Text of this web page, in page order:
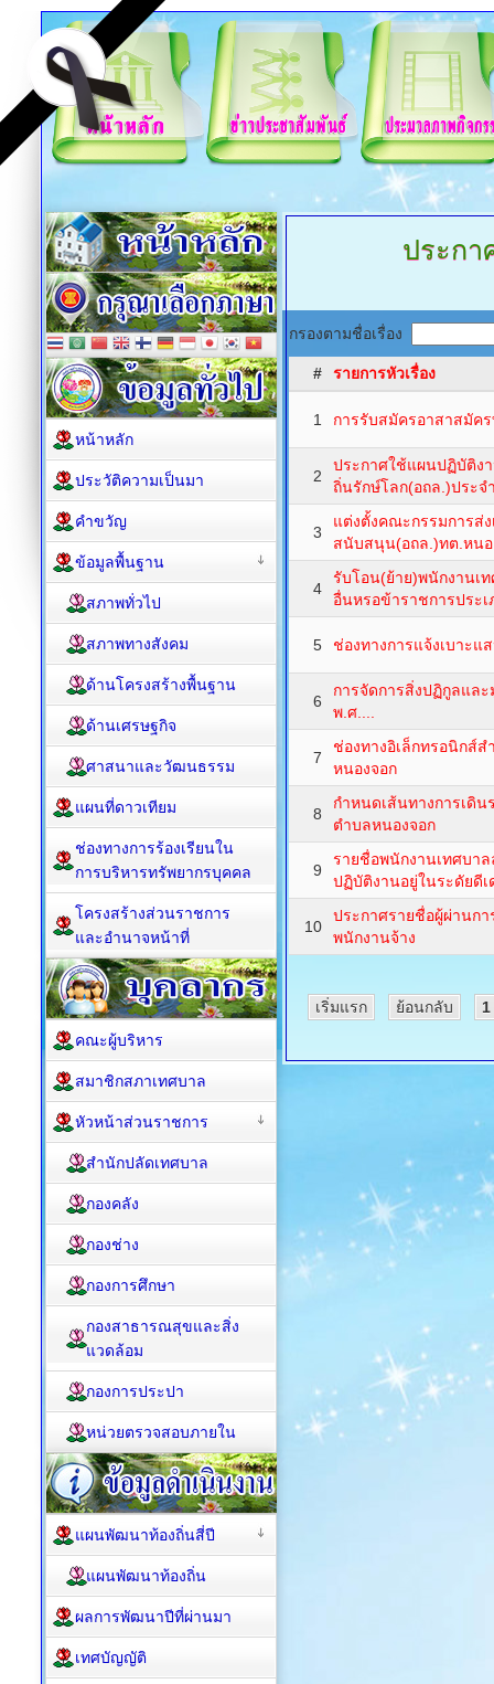
ประกา
กรองตามชื่อเรื่อง
# รายการหัวเรื่อง
1 การรับสมัครอาสาสมัค
2
ประกาศใช้แผนปฏิบัติง
ถิ่นรักษ์โลก(อถล.)ประ
3
แต่งตั้งคณะกรรมการส่ง
สนับสนุน(อถล.)ทต.หนอ
4
รับโอน(ย้าย)พนักงานเ
อื่นหรอข้าราชการประ
5 ช่องทางการแจ้งเบาะ
6
การจัดการสิ่งปฏิกูลแล
พ.ศ....
7
ช่องทางอิเล็กทรอนิกส์
หนองจอก
8
กำหนดเส้นทางการเดิ
ตำบลหนองจอก
9
รายชื่อพนักงานเทศบา
ปฏิบัติงานอยู่ในระดัยดีเ
10
ประกาศรายชื่อผู้ผ่านกา
พนักงานจ้าง
เริ่มแรก ย้อนกลับ 1
หน้าหลัก
ประวัติความเป็นมา
คำขวัญ
ข้อมูลพื้นฐาน
สภาพทั่วไป
สภาพทางสังคม
ด้านโครงสร้างพื้นฐาน
ด้านเศรษฐกิจ
ศาสนาและวัฒนธรรม
แผนที่ดาวเทียม
ช่องทางการร้องเรียนใน
การบริหารทรัพยากรบุคคล
โครงสร้างส่วนราชการ
และอำนาจหน้าที่
คณะผู้บริหาร
สมาชิกสภาเทศบาล
หัวหน้าส่วนราชการ
สำนักปลัดเทศบาล
กองคลัง
กองช่าง
กองการศึกษา
กองสาธารณสุขและสิ่ง
แวดล้อม
กองการประปา
หน่วยตรวจสอบภายใน
แผนพัฒนาท้องถิ่นสี่ปี
แผนพัฒนาท้องถิ่น
ผลการพัฒนาปีที่ผ่านมา
เทศบัญญัติ